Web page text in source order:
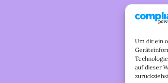
Um dir ein
auf dieser